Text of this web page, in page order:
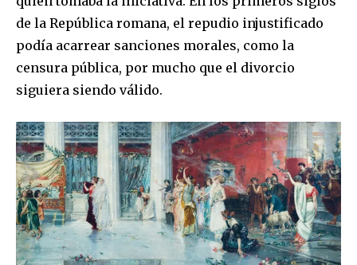
de la República romana, el repudio injustificado
podía acarrear sanciones morales, como la
censura pública, por mucho que el divorcio
siguiera siendo válido.